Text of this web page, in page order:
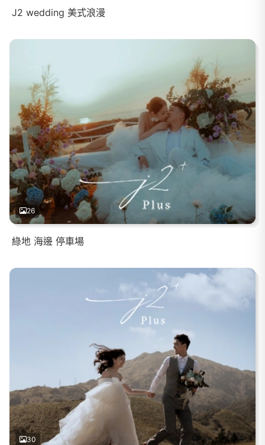
J2 wedding 美式浪漫
26
綠地 海邊 停車場
30